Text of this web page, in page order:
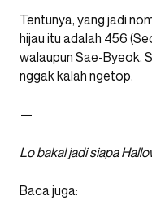
Tentunya, yang jadi
hijau itu adalah 456
walaupun Sae-Byeok,
nggak kalah ngetop.
—
Lo bakal jadi siapa
Baca juga: